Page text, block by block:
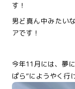
す！
男ど真ん中みたい
アです！
今年11月には、夢
ぱら”にようやく行